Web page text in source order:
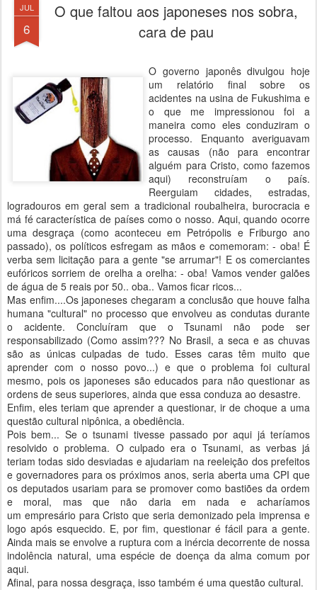
JUL
6
O que faltou aos japoneses nos sobra,
cara de pau
O governo japonês divulgou hoje
um relatório final sobre os
acidentes na usina de Fukushima e
o que me impressionou foi a
maneira como eles conduziram o
processo. Enquanto averiguavam
as causas (não para encontrar
alguém para Cristo, como fazemos
aqui) reconstruíam o país.
Reerguiam cidades, estradas,
logradouros em geral sem a tradicional roubalheira, burocracia e
má fé característica de países como o nosso. Aqui, quando ocorre
uma desgraça (como aconteceu em Petrópolis e Friburgo ano
passado), os políticos esfregam as mãos e comemoram: - oba! É
verba sem licitação para a gente "se arrumar"! E os comerciantes
eufóricos sorriem de orelha a orelha: - oba! Vamos vender galões
de água de 5 reais por 50.. oba.. Vamos ficar ricos...
Mas enfim....Os japoneses chegaram a conclusão que houve falha
humana "cultural" no processo que envolveu as condutas durante
o acidente. Concluíram que o Tsunami não pode ser
responsabilizado (Como assim??? No Brasil, a seca e as chuvas
são as únicas culpadas de tudo. Esses caras têm muito que
aprender com o nosso povo...) e que o problema foi cultural
mesmo, pois os japoneses são educados para não questionar as
ordens de seus superiores, ainda que essa conduza ao desastre.
Enfim, eles teriam que aprender a questionar, ir de choque a uma
questão cultural nipônica, a obediência.
Pois bem... Se o tsunami tivesse passado por aqui já teríamos
resolvido o problema. O culpado era o Tsunami, as verbas já
teriam todas sido desviadas e ajudariam na reeleição dos prefeitos
e governadores para os próximos anos, seria aberta uma CPI que
os deputados usariam para se promover como bastiões da ordem
e moral, mas que não daria em nada e acharíamos
um empresário para Cristo que seria demonizado pela imprensa e
logo após esquecido. E, por fim, questionar é fácil para a gente.
Ainda mais se envolve a ruptura com a inércia decorrente de nossa
indolência natural, uma espécie de doença da alma comum por
aqui.
Afinal, para nossa desgraça, isso também é uma questão cultural.